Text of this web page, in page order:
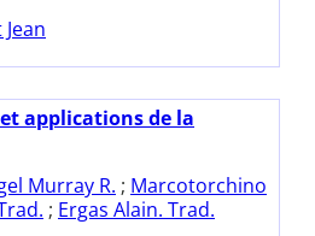
applications de la
Murray R. ; Marcotorchino
; Ergas Alain. Trad.